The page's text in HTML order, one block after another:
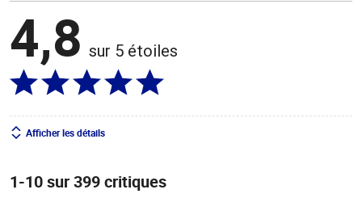
4,8 sur 5 étoiles
Afficher les détails
1-10 sur 399 critiques